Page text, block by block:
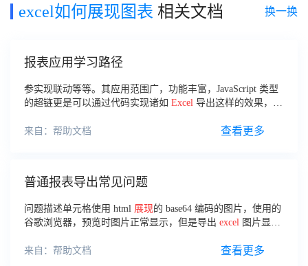
excel如何展现图表 相关文档 换一换
报表应用学习路径
参实现联动等等。其应用范围广，功能丰富，JavaScript 类型
的超链更是可以通过代码实现诸如 Excel 导出这样的效果，超
习如何 应用超级链接
来自：帮助文档 查看更多
普通报表导出常见问题
问题描述单元格使用 html 展现的 base64 编码的图片，使用的
谷歌浏览器，预览时图片正常显示，但是导出 excel 图片显示
析img
来自：帮助文档 查看更多